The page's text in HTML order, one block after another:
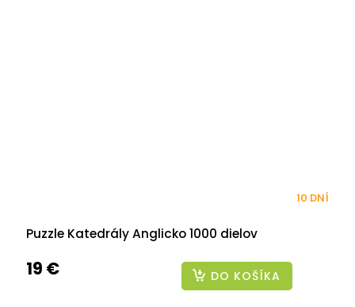
Puzzle Katedrály Anglicko 1000 dielov
10 DNÍ
19 € DO KOŠÍKA